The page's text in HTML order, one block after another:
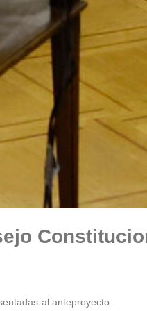
al anteproyecto